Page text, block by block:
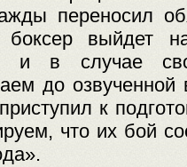
переносил
боксер выйдет
и в случае
до
к
что их бой